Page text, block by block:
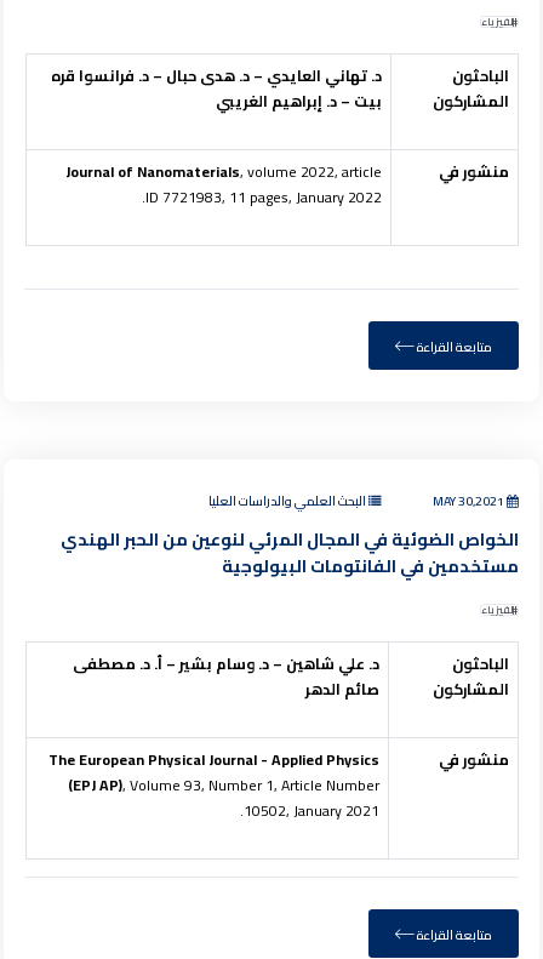
الفيزياء
الباحثون
المشاركون
د. تهاني العايدي – د. هدى حبال – د. فرانسوا قره
بيت – د. إبراهيم الغريبي
منشور في Journal of Nanomaterials, volume 2022, article
ID 7721983, 11 pages, January 2022.
متابعة القراءة
البحث العلمي والدراسات العليا
الخواص الضوئية في المجال المرئي لنوعين من الحبر الهندي
مستخدمين في الفانتومات البيولوجية
الفيزياء
الباحثون
المشاركون
د. علي شاهين – د. وسام بشير – أ. د. مصطفى
صائم الدهر
منشور في
The European Physical Journal - Applied Physics
(EPJ AP), Volume 93, Number 1, Article Number
10502, January 2021.
متابعة القراءة